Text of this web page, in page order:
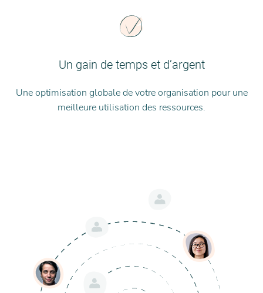
Un gain de temps et d’argent
Une optimisation globale de votre organisation pour une
meilleure utilisation des ressources.